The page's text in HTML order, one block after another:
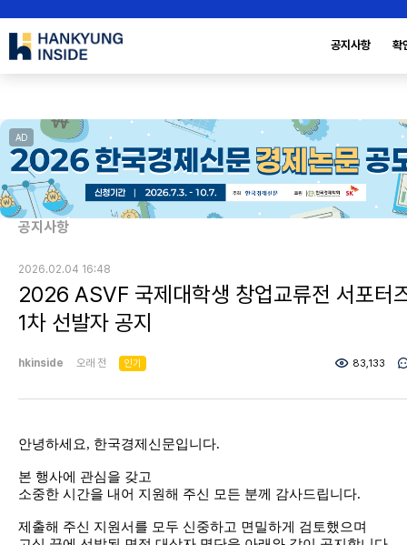
공지사항 확
AD
공지사항
2026.02.04 16:48
2026 ASVF 국제대학생 창업교류전 서포터
1차 선발자 공지
hkinside 오래 전 인기 83,133
안녕하세요, 한국경제신문입니다.
본 행사에 관심을 갖고
소중한 시간을 내어 지원해 주신 모든 분께 감사드립니다.
제출해 주신 지원서를 모두 신중하고 면밀하게 검토했으며